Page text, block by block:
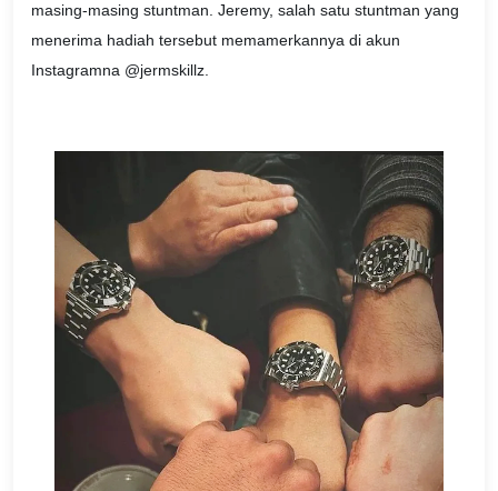
masing-masing stuntman. Jeremy, salah satu stuntman yang
menerima hadiah tersebut memamerkannya di akun
Instagramna @jermskillz.